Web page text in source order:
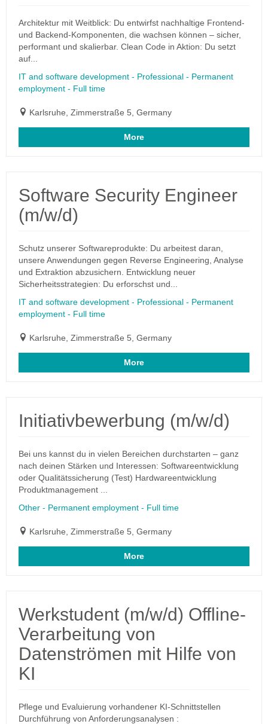
Architektur mit Weitblick: Du entwirfst nachhaltige Frontend-
und Backend-Komponenten, die wachsen können – sicher,
performant und skalierbar. Clean Code in Aktion: Du setzt
auf...
IT and software development - Professional - Permanent
employment - Full time
Karlsruhe, Zimmerstraße 5, Germany
More
Software Security Engineer
(m/w/d)
Schutz unserer Softwareprodukte: Du arbeitest daran,
unsere Anwendungen gegen Reverse Engineering, Analyse
und Extraktion abzusichern. Entwicklung neuer
Sicherheitsstrategien: Du erforschst und...
IT and software development - Professional - Permanent
employment - Full time
Karlsruhe, Zimmerstraße 5, Germany
More
Initiativbewerbung (m/w/d)
Bei uns kannst du in vielen Bereichen durchstarten – ganz
nach deinen Stärken und Interessen: Softwareentwicklung
oder Qualitätssicherung (Test) Hardwareentwicklung
Produktmanagement ...
Other - Permanent employment - Full time
Karlsruhe, Zimmerstraße 5, Germany
More
Werkstudent (m/w/d) Offline-
Verarbeitung von
Datenströmen mit Hilfe von
KI
Pflege und Evaluierung vorhandener KI-Schnittstellen
Durchführung von Anforderungsanalysen :